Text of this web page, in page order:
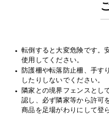
・ 転倒すると大変危険です。
使用してください。
・ 防護柵や転落防止柵、手す
したりしないでください。
・ 隣家との境界フェンスとし
認し、必ず隣家等から許可
商品を足場がわりにして登